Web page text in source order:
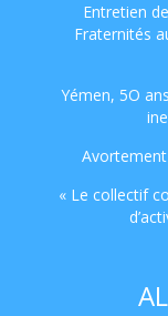
Entretien
Fraternités
Yémen, 5O
« Le collectif